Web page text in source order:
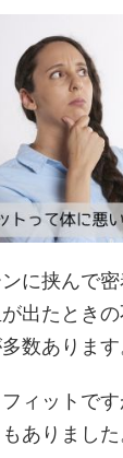
に挟んで
出たとき
数あります
ィットで
ありました